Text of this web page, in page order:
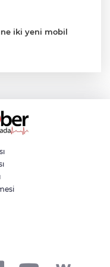
iki yeni mobil
testereyle
yeni yeşil alan
istihdama köprü